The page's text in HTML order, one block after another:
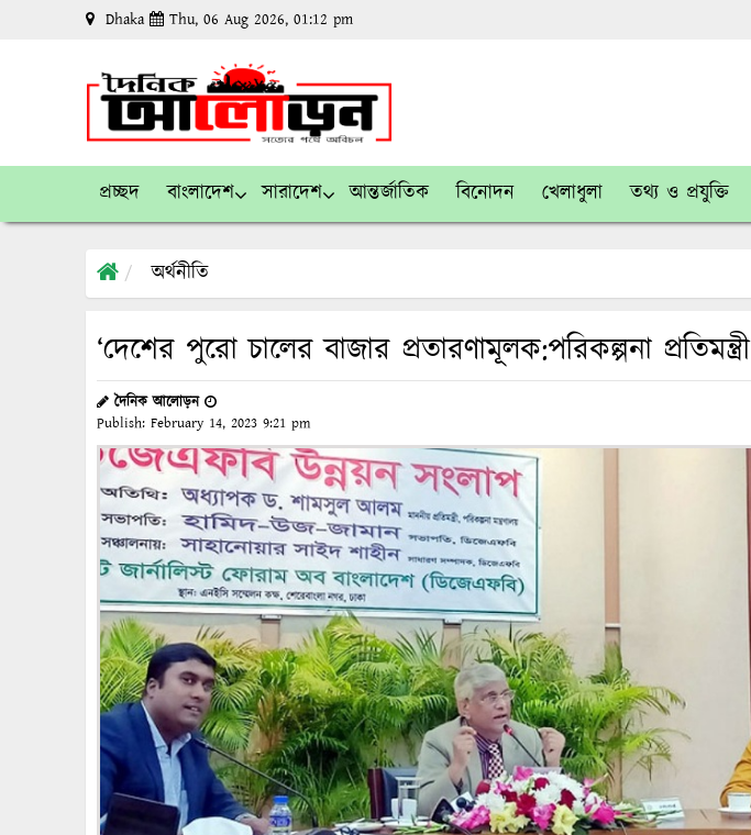
Dhaka Thu, 06 Aug 2026, 01:12 pm
প্রচ্ছদ বাংলাদেশ সারাদেশ আন্তর্জাতিক বিনোদন খেলাধুলা তথ্য ও প্রযুক্তি
অর্থনীতি
‘দেশের পুরো চালের বাজার প্রতারণামূলক:পরিকল্পনা প্রতিমন্ত্রী
দৈনিক আলোড়ন
Publish: February 14, 2023 9:21 pm